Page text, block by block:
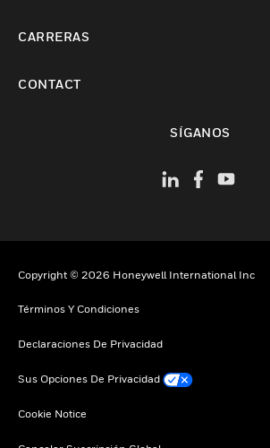
CARRERAS
CONTACT
SÍGANOS
Copyright © 2026 Honeywell International Inc
Términos Y Condiciones
Declaraciones De Privacidad
Sus Opciones De Privacidad
Cookie Notice